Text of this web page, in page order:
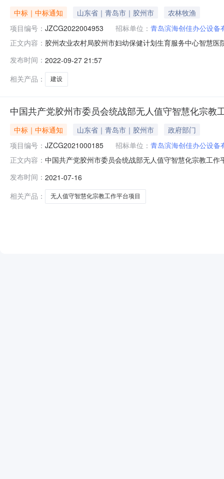
中标｜中标通知 山东省｜青岛市｜胶州市
农林牧渔
项目编号： JZCG2022004953 招标单位： 青岛滨海创佳办公设备
正文内容： 胶州农业农村局胶州市妇幼保健计划生育服务中心智慧
标人（公司名称）：山东爱生信息技术有限公司中标金
发布时间： 2022-09-27 21:57
相关产品：
建设
中国共产党胶州市委员会统战部无人值守智慧化宗教
中标｜中标通知 山东省｜青岛市｜胶州市
政府部门
项目编号： JZCG2021000185 招标单位： 青岛滨海创佳办公设备
正文内容： 中国共产党胶州市委员会统战部无人值守智慧化宗教工
中标人（公司名称）：山东新宇通电子科技有限公司中
发布时间： 2021-07-16
相关产品：
无人值守智慧化宗教工作平台项目